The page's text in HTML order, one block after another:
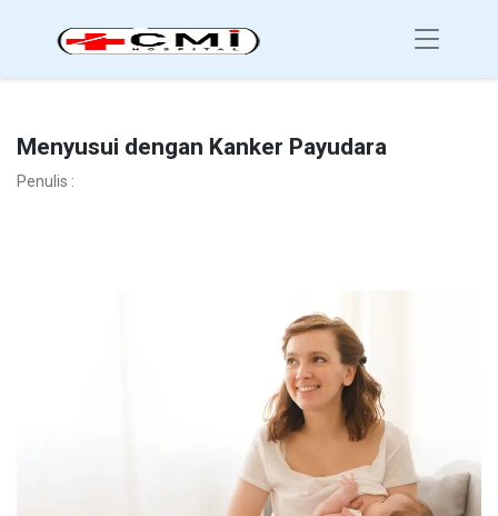
Menyusui dengan Kanker Payudara
Penulis :